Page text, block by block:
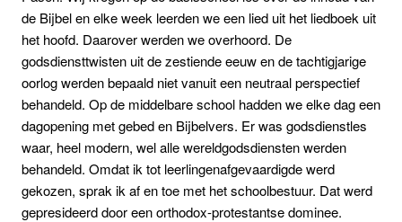
de Bijbel en elke week leerden we een lied uit het liedboek uit
het hoofd. Daarover werden we overhoord. De
godsdiensttwisten uit de zestiende eeuw en de tachtigjarige
oorlog werden bepaald niet vanuit een neutraal perspectief
behandeld. Op de middelbare school hadden we elke dag een
dagopening met gebed en Bijbelvers. Er was godsdienstles
waar, heel modern, wel alle wereldgodsdiensten werden
behandeld. Omdat ik tot leerlingenafgevaardigde werd
gekozen, sprak ik af en toe met het schoolbestuur. Dat werd
gepresideerd door een orthodox-protestantse dominee.